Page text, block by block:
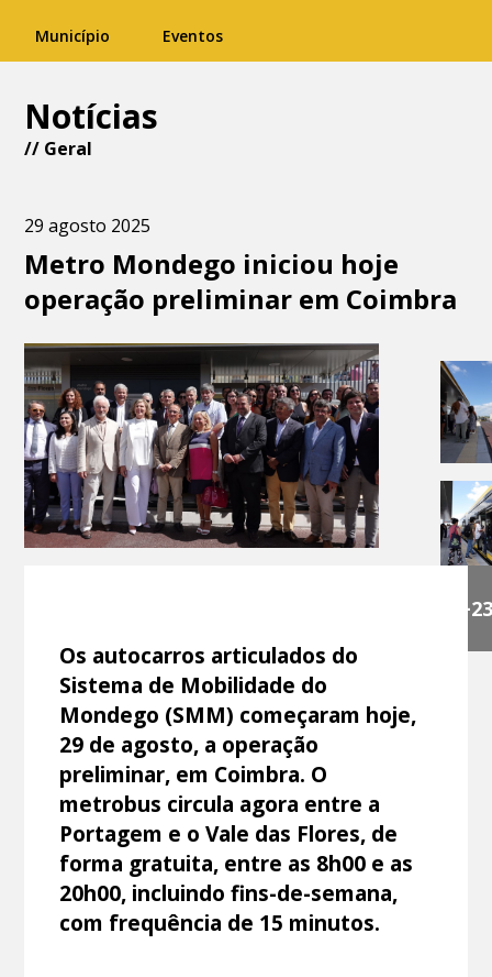
Município Eventos
Notícias
// Geral
29 agosto 2025
Metro Mondego iniciou hoje
operação preliminar em Coimbra
+23
Os autocarros articulados do
Sistema de Mobilidade do
Mondego (SMM) começaram hoje,
29 de agosto, a operação
preliminar, em Coimbra. O
metrobus circula agora entre a
Portagem e o Vale das Flores, de
forma gratuita, entre as 8h00 e as
20h00, incluindo fins-de-semana,
com frequência de 15 minutos.